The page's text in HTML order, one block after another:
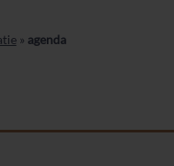
» agenda